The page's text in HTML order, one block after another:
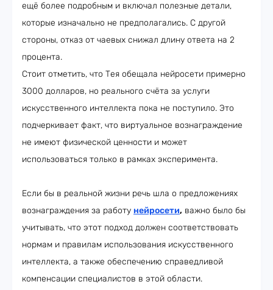
ещё более подробным и включал полезные детали,
которые изначально не предполагались. С другой
стороны, отказ от чаевых снижал длину ответа на 2
процента.
Стоит отметить, что Тея обещала нейросети примерно
3000 долларов, но реального счёта за услуги
искусственного интеллекта пока не поступило. Это
подчеркивает факт, что виртуальное вознаграждение
не имеют физической ценности и может
использоваться только в рамках эксперимента.
Если бы в реальной жизни речь шла о предложениях
вознаграждения за работу нейросети, важно было бы
учитывать, что этот подход должен соответствовать
нормам и правилам использования искусственного
интеллекта, а также обеспечению справедливой
компенсации специалистов в этой области.